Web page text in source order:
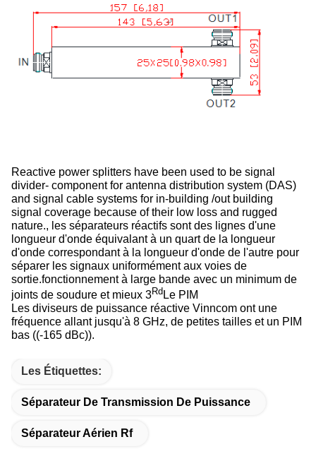
Reactive power splitters have been used to be signal
divider- component for antenna distribution system (DAS)
and signal cable systems for in-building /out building
signal coverage because of their low loss and rugged
nature., les séparateurs réactifs sont des lignes d'une
longueur d'onde équivalant à un quart de la longueur
d'onde correspondant à la longueur d'onde de l'autre pour
séparer les signaux uniformément aux voies de
sortie.fonctionnement à large bande avec un minimum de
joints de soudure et mieux 3Rd Le PIM
Les diviseurs de puissance réactive Vinncom ont une
fréquence allant jusqu'à 8 GHz, de petites tailles et un PIM
bas ((-165 dBc)).
Les Étiquettes:
Séparateur De Transmission De Puissance
Séparateur Aérien Rf